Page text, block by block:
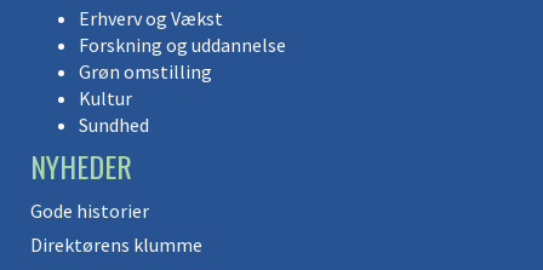
Erhverv og Vækst
Forskning og uddannelse
Grøn omstilling
Kultur
Sundhed
NYHEDER
Gode historier
Direktørens klumme